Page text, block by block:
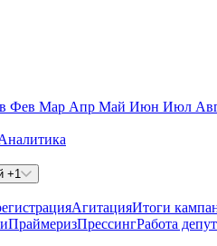
Фев Мар Апр Май Июн Июл
+1
АгитацияИтоги
ПраймеризПрессингРабота